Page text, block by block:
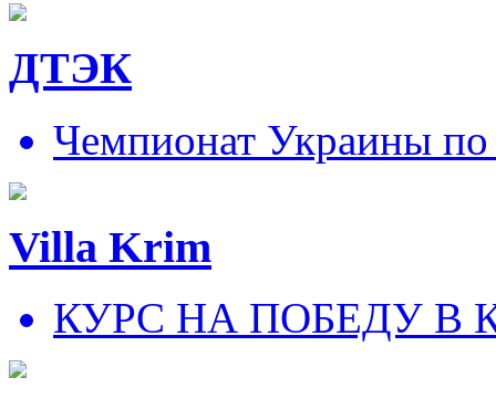
ДТЭК
Чемпионат Украины
Villa Krim
КУРС НА ПОБЕДУ В